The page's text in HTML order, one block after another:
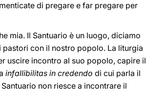
di pregare e far pregare per
mia. Il Santuario è un luogo, diciamo
pastori con il nostro popolo. La liturgia
uscire incontro al suo popolo, capire il
infallibilitas in credendo di cui parla il
non riesce a incontrare il